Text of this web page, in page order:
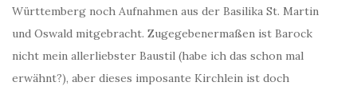
Württemberg noch Aufnahmen aus der Basilika St. Martin
und Oswald mitgebracht. Zugegebenermaßen ist Barock
nicht mein allerliebster Baustil (habe ich das schon mal
erwähnt?), aber dieses imposante Kirchlein ist doch